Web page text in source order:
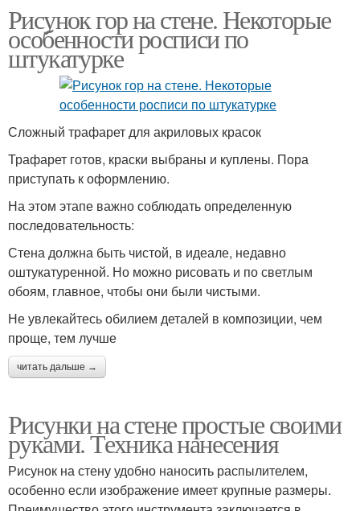
Рисунок гор на стене. Некоторые
особенности росписи по
штукатурке
Сложный трафарет для акриловых красок
Трафарет готов, краски выбраны и куплены. Пора
приступать к оформлению.
На этом этапе важно соблюдать определенную
последовательность:
Стена должна быть чистой, в идеале, недавно
оштукатуренной. Но можно рисовать и по светлым
обоям, главное, чтобы они были чистыми.
Не увлекайтесь обилием деталей в композиции, чем
проще, тем лучше
читать дальше →
Рисунки на стене простые своими
руками. Техника нанесения
Рисунок на стену удобно наносить распылителем,
особенно если изображение имеет крупные размеры.